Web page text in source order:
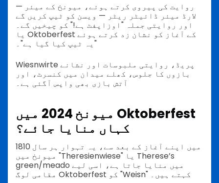
روایت کی پیروی کرتے ہوئے، میونخ کے میئر —
لارڈ میئر ڈائیٹر ریٹر — ویسن کو ٹیپ کریں گے
اور روایتی جملہ "اوزاپفٹ ہے!" کو چیخیں گے۔
یا Oktoberfest کے آغاز کو نشان زد کرتے ہوئے
"یہ ٹیپ کیا گیا ہے"۔
Wiesnwirte پریڈ، روایتی ملبوسات اور نشانے
بازوں کا جلوس، کھلے میدان میں کنسرٹ، اور
آتش بازی بھی واپس آگئی ہے۔
میونخ 2024 میں Oktoberfest
کہاں منایا جائے؟
1810 میں اپنے آغاز کے بعد سے، یہ تہوار ہر سال
میونخ میں "Theresienwiese" یا Therese’s
green/meado میں منایا جاتا ہے، اسی لیے
مقامی لوگ Oktoberfest کو "Weisn" کہتے ہیں۔